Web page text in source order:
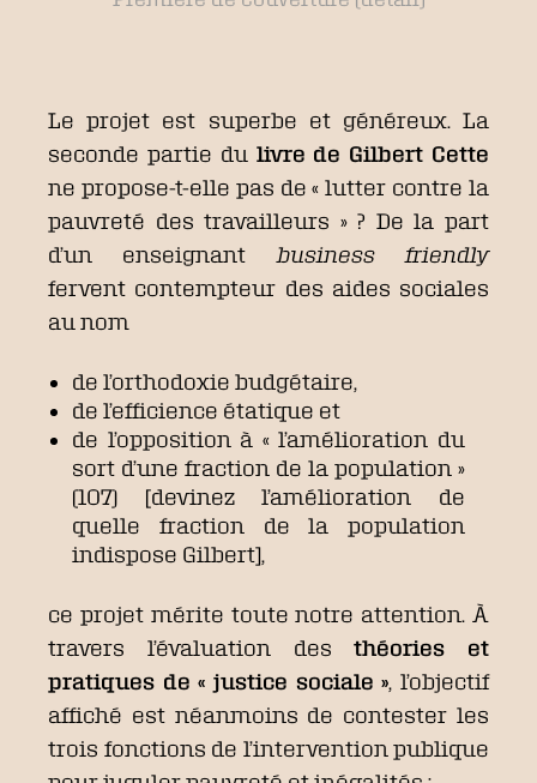
Le projet est superbe et généreux. La
seconde partie du livre de Gilbert Cette
ne propose-t-elle pas de « lutter contre la
pauvreté des travailleurs » ? De la part
d’un enseignant business friendly
fervent contempteur des aides sociales
au nom
de l’orthodoxie budgétaire,
de l’efficience étatique et
de l’opposition à « l’amélioration du
sort d’une fraction de la population »
(107) [devinez l’amélioration de
quelle fraction de la population
indispose Gilbert],
ce projet mérite toute notre attention. À
travers l’évaluation desthéories et
pratiques de « justice sociale » , l’objectif
affiché est néanmoins de contester les
trois fonctions de l’intervention publique